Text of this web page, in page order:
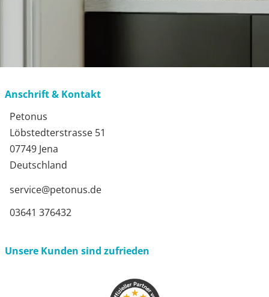
Anschrift & Kontakt
Petonus
Löbstedterstrasse 51
07749 Jena
Deutschland
service@petonus.de
03641 376432
Unsere Kunden sind zufrieden